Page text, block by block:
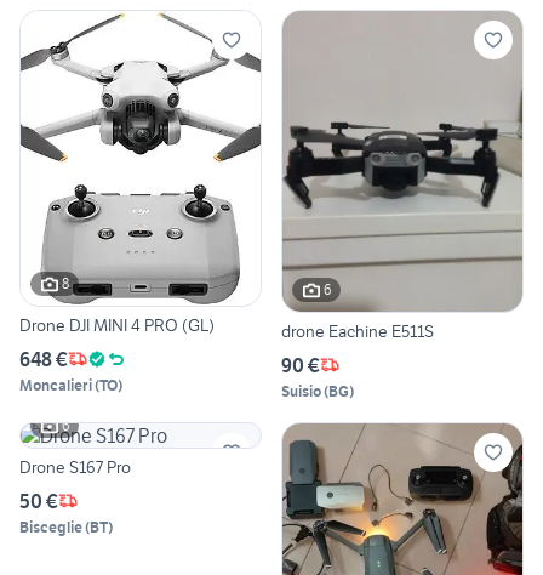
8
Drone DJI MINI 4 PRO (GL)
648 €
Moncalieri(TO)
6
drone Eachine E511S
90 €
Suisio(BG)
6
Drone S167 Pro
50 €
Bisceglie(BT)